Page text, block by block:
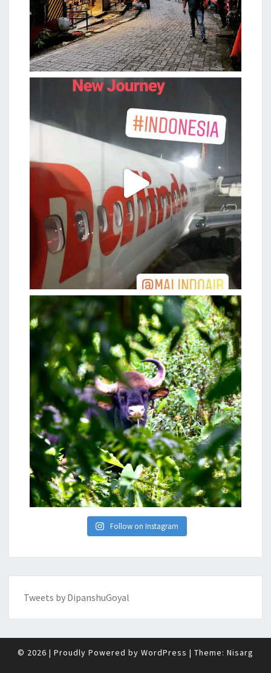
Follow on Instagram
Tweets by DipanshuGoyal
© 2026 | Proudly Powered by WordPress | Theme: Nisarg